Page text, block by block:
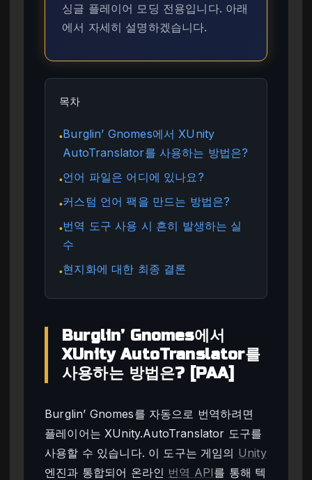
싱글 플레이어 모딩 전용입니다. 아래
에서 자세히 설명하겠습니다.
목차
●Burglin’ Gnomes에서 XUnity
AutoTranslator를 사용하는 방법은?
●언어 파일은 어디에 있나요?
●커스텀 언어 팩을 만드는 방법은?
● 번역 도구 사용 시 흔히 발생하는 실
수
●현지화에 대한 최종 결론
Burglin’ Gnomes에서
XUnity AutoTranslator를
사용하는 방법은? [PAA]
Burglin’ Gnomes를 자동으로 번역하려면
플레이어는 XUnity.AutoTranslator 도구를
사용할 수 있습니다. 이 도구는 게임의 Unity
엔진과 통합되어 온라인 번역 API를 통해 텍